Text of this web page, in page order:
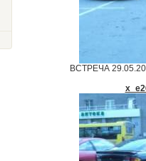
ВСТРЕЧА